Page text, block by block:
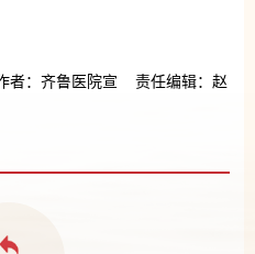
者：齐鲁医院宣 责任编辑：赵